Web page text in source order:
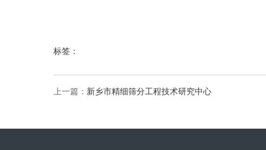
标签：
上一篇： 新乡市精细筛分工程技术研究中心